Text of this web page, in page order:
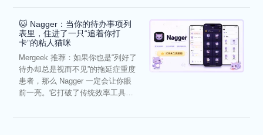
🐱 Nagger：当你的待办事项列
表里，住进了一只“追着你打
卡”的粘人猫咪
Mergeek 推荐：如果你也是“列好了
待办却总是视而不见”的拖延症重度
患者，那么 Nagger 一定会让你眼
前一亮。它打破了传统效率工具冰